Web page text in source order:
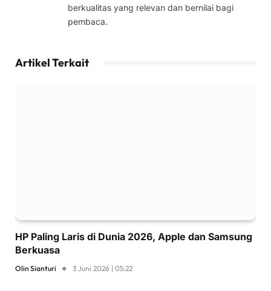
berkualitas yang relevan dan bernilai bagi
pembaca.
Artikel Terkait
HP Paling Laris di Dunia 2026, Apple dan Samsung
Berkuasa
Olin Sianturi 3 Juni 2026 | 05:22